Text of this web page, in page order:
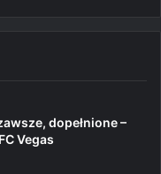
dopełnione –
Vegas